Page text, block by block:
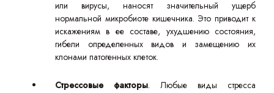
или вирусы, наносят значительный ущерб
нормальной микробиоте кишечника. Это приводит к
искажениям в ее составе, ухудшению состояния,
гибели определенных видов и замещению их
клонами патогенных клеток.
Стрессовые факторы. Любые виды стресса